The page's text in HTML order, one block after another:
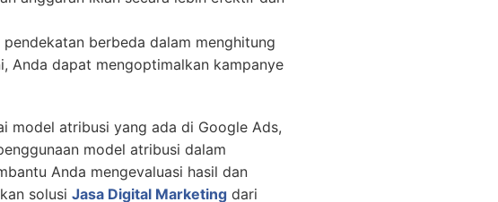
berbeda dalam menghitung
Anda dapat mengoptimalkan kampanye
model atribusi yang ada di Google Ads,
model atribusi dalam
Anda mengevaluasi hasil dan
solusi Jasa Digital Marketing dari